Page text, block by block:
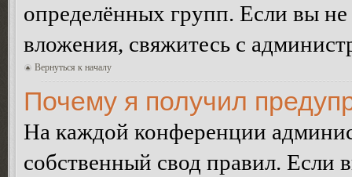
определённых групп. Если вы не
вложения, свяжитесь с
Вернуться к началу
Почему я получил
На каждой конференции
собственный свод правил.